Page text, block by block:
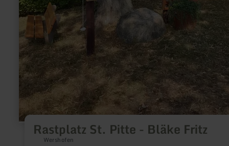
Rastplatz St. Pitte - Bläke Fritz
Wershofen